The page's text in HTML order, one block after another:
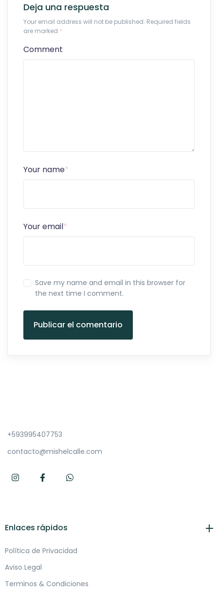
Deja una respuesta
Your email address will not be published. Required fields
are marked *
Comment
Your name*
Your email*
Save my name and email in this browser for
the next time I comment.
Publicar el comentario
+593995407753
contacto@mishelcalle.com
Enlaces rápidos
Política de Privacidad
Aviso Legal
Terminos & Condiciones